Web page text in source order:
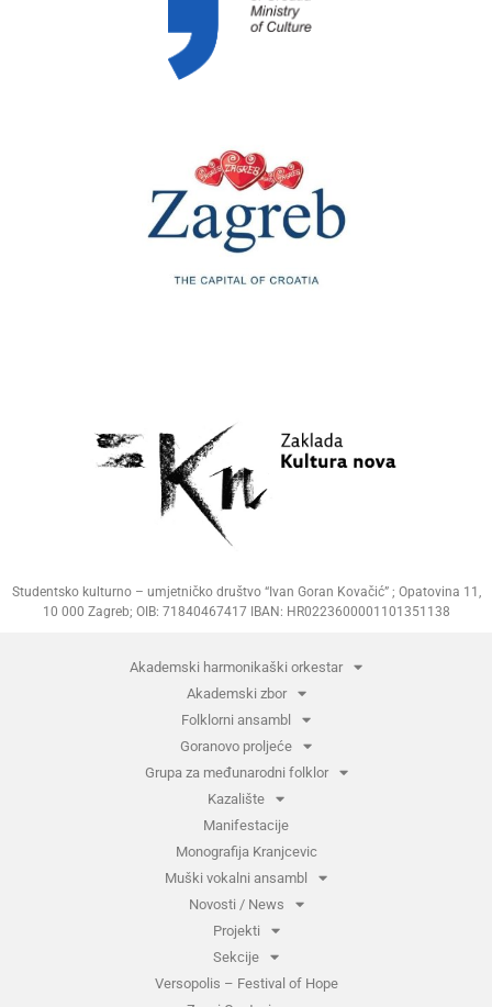
Studentsko kulturno – umjetničko društvo “Ivan Goran Kovačić” ; Opatovina 11,
10 000 Zagreb; OIB: 71840467417 IBAN: HR0223600001101351138
Akademski harmonikaški orkestar
Akademski zbor
Folklorni ansambl
Goranovo proljeće
Grupa za međunarodni folklor
Kazalište
Manifestacije
Monografija Kranjcevic
Muški vokalni ansambl
Novosti / News
Projekti
Sekcije
Versopolis – Festival of Hope